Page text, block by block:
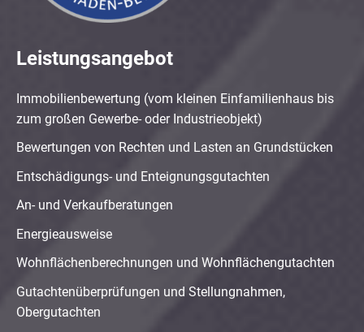
Leistungsangebot
Immobilienbewertung (vom kleinen Einfamilienhaus bis
zum großen Gewerbe- oder Industrieobjekt)
Bewertungen von Rechten und Lasten an Grundstücken
Entschädigungs- und Enteignungsgutachten
An- und Verkaufberatungen
Energieausweise
Wohnflächenberechnungen und Wohnflächengutachten
Gutachtenüberprüfungen und Stellungnahmen,
Obergutachten